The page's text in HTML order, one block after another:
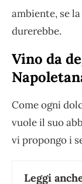
ambiente, se
durerebbe.
Vino da
Come ogni
vuole il suo
vi propongo i
Leggi